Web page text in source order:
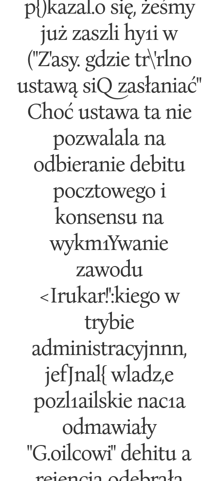
p{)kazal.o się, żeśmy
już zaszli hy1i w
("Z'asy. gdzie tr\'rlno
ustawą siQ zasłaniać"
Choć ustawa ta nie
pozwalala na
odbieranie debitu
pocztowego i
konsensu na
wykm1Ywanie
zawodu
<Irukar!':kiego w
trybie
administracyjnnn,
jefJnal{ wladz,e
pozl1ailskie nac1a
odmawiały
"G.oilcowi" dehitu a